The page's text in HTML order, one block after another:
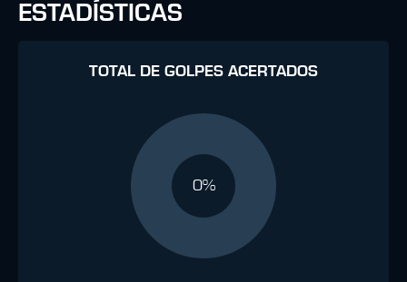
ESTADÍSTICAS
TOTAL DE GOLPES ACERTADOS
0%